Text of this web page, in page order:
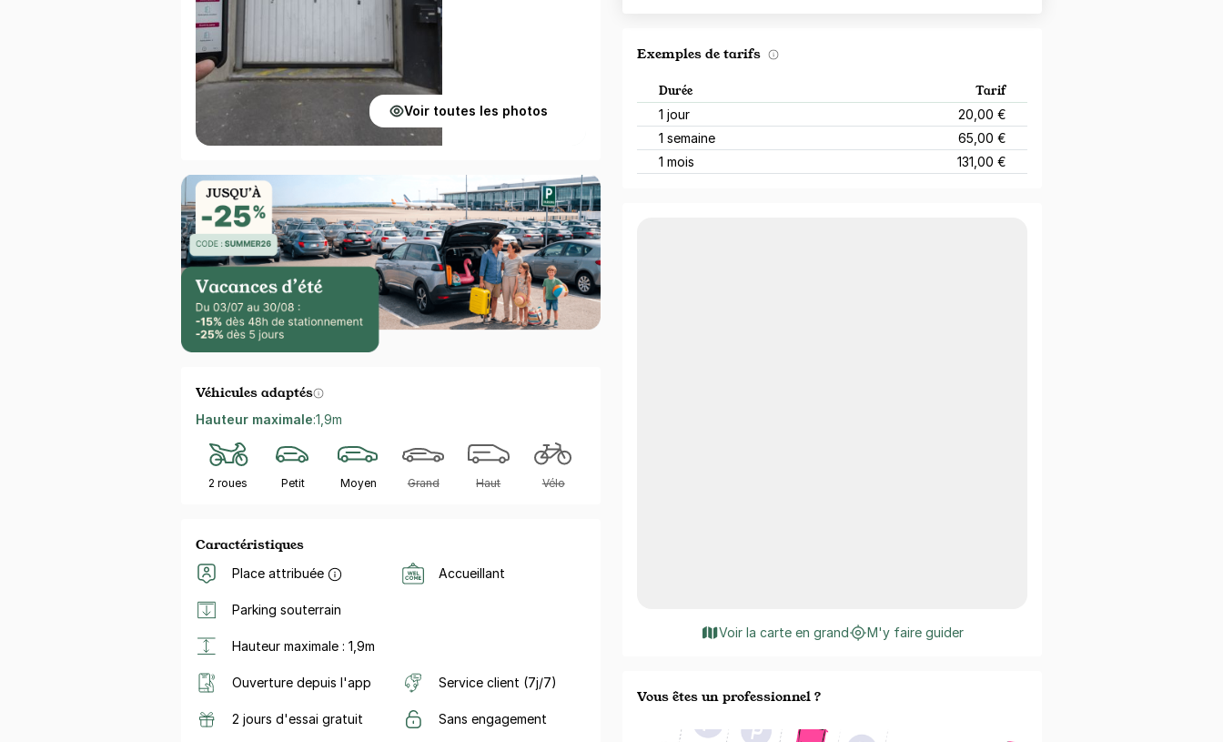
Voir toutes les photos
Véhicules adaptés
Hauteur maximale:1,9m
2 roues Petit Moyen Grand Haut Vélo
Caractéristiques
Place attribuée Accueillant
Parking souterrain
Hauteur maximale : 1,9m
Ouverture depuis l'app Service client (7j/7)
2 jours d'essai gratuit Sans engagement
Exemples de tarifs
Durée
Tarif
1 jour
20,00 €
1 semaine
65,00 €
1 mois
131,00 €
Voir la carte en grand M'y faire guider
Vous êtes un professionnel ?